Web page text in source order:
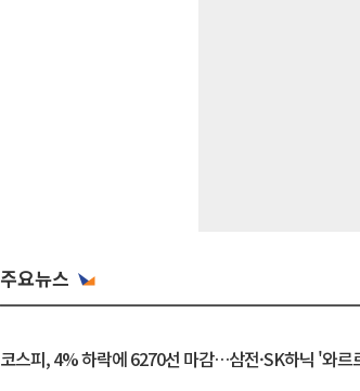
주요뉴스
코스피, 4% 하락에 6270선 마감…삼전·SK하닉 '와